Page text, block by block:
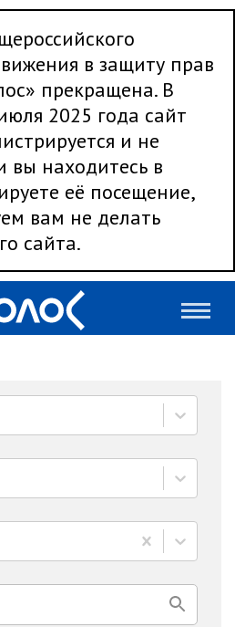
в защиту прав
прекращена. В
2025 года сайт
и не
вы находитесь в
её посещение,
вам не делать
сайта.